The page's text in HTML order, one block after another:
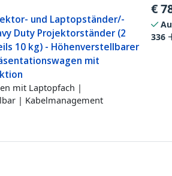
und Laptopständer/-
Duty Projektorständer (2
10 kg) - Höhenverstellbarer
mit
mit Laptopfach |
| Kabelmanagement
€
336